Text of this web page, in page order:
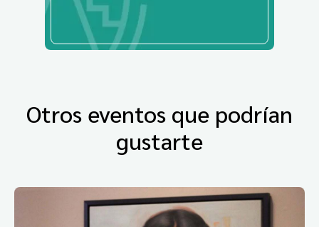
Otros eventos que podrían
gustarte